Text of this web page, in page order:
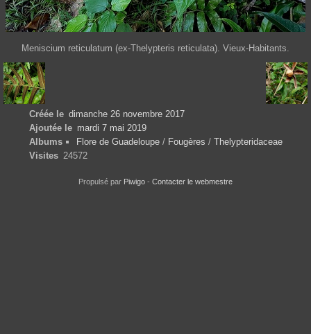
Meniscium reticulatum (ex-Thelypteris reticulata). Vieux-Habitants.
Créée le dimanche 26 novembre 2017
Ajoutée le mardi 7 mai 2019
Albums
Flore de Guadeloupe/ Fougères / Thelypteridaceae
Visites 24572
Propulsé par Piwigo - Contacter le webmestre